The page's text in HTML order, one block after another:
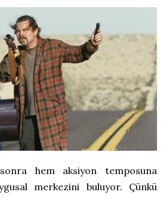
hem aksiyon temposuna
merkezini buluyor. Çünkü